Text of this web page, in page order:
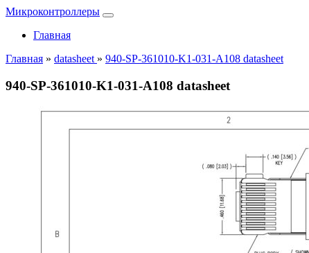
Микроконтроллеры
Главная
Главная » datasheet » 940-SP-361010-K1-031-A108 datasheet
940-SP-361010-K1-031-A108 datasheet